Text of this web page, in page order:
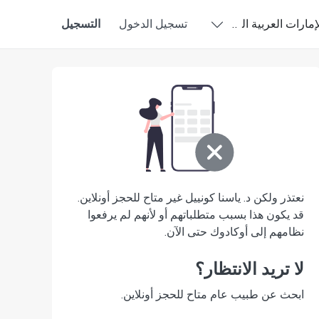
العربية المتحدة - العربيةتسجيل الدخول التسجيل
نعتذر ولكن د. ياسنا كونييل غير متاح للحجز أونلاين.
قد يكون هذا بسبب متطلباتهم أو لأنهم لم يرفعوا
نظامهم إلى أوكادوك حتى الآن.
لا تريد الانتظار؟
ابحث عن طبيب عام متاح للحجز أونلاين.